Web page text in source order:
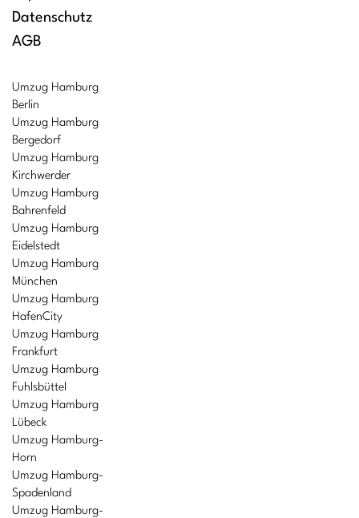
Datenschutz
AGB
Umzug Hamburg
Berlin
Umzug Hamburg
Bergedorf
Umzug Hamburg
Kirchwerder
Umzug Hamburg
Bahrenfeld
Umzug Hamburg
Eidelstedt
Umzug Hamburg
München
Umzug Hamburg
HafenCity
Umzug Hamburg
Frankfurt
Umzug Hamburg
Fuhlsbüttel
Umzug Hamburg
Lübeck
Umzug Hamburg-
Horn
Umzug Hamburg-
Spadenland
Umzug Hamburg-